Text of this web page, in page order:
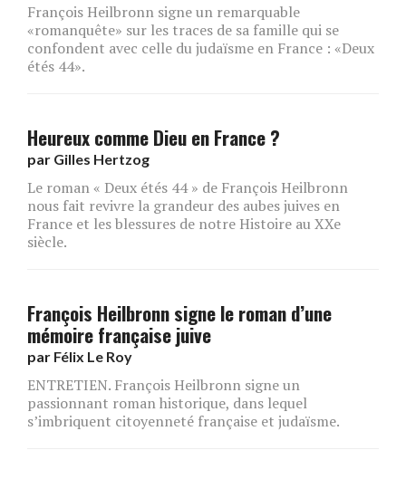
François Heilbronn signe un remarquable
«romanquête» sur les traces de sa famille qui se
confondent avec celle du judaïsme en France : «Deux
étés 44».
Heureux comme Dieu en France ?
par Gilles Hertzog
Le roman « Deux étés 44 » de François Heilbronn
nous fait revivre la grandeur des aubes juives en
France et les blessures de notre Histoire au XXe
siècle.
François Heilbronn signe le roman d’une
mémoire française juive
par Félix Le Roy
ENTRETIEN. François Heilbronn signe un
passionnant roman historique, dans lequel
s’imbriquent citoyenneté française et judaïsme.